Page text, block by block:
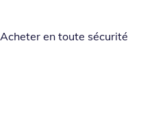
Acheter en toute sécurité